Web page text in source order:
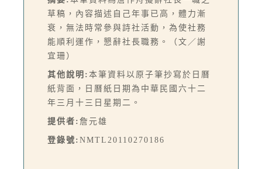
草稿，內容描述自己年事已高，體力漸
衰，無法時常參與詩社活動，為使社務
能順利運作，懇辭社長職務。（文／謝
宜珊）
其他說明: 本筆資料以原子筆抄寫於日曆
紙背面，日曆紙日期為中華民國六十二
年三月十三日星期二。
提供者: 詹元雄
登錄號: NMTL20110270186